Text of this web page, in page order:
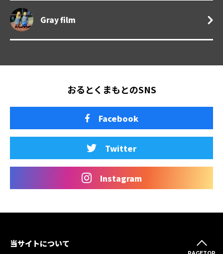
Gray film
おるとくまもとのSNS
Facebook
Twitter
Instagram
当サイトについて